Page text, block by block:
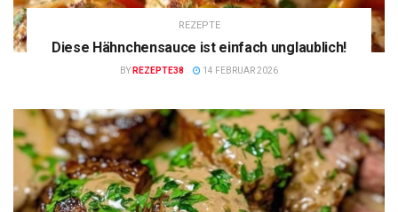
REZEPTE
Diese Hähnchensauce ist einfach unglaublich!
BY REZEPTE38 14 FEBRUAR 2026